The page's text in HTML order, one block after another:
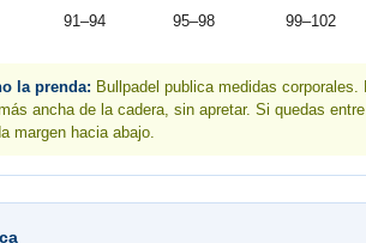
91–94 95–98 99–102
la prenda: Bullpadel publica medidas
ancha de la cadera, sin apretar. Si quedas
margen hacia abajo.